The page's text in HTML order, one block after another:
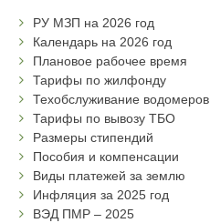
РУ МЗП на 2026 год
Календарь на 2026 год
Плановое рабочее время
Тарифы по жилфонду
Техобслуживание водомеров
Тарифы по вывозу ТБО
Размеры стипендий
Пособия и компенсации
Виды платежей за землю
Инфляция за 2025 год
ВЭД ПМР – 2025